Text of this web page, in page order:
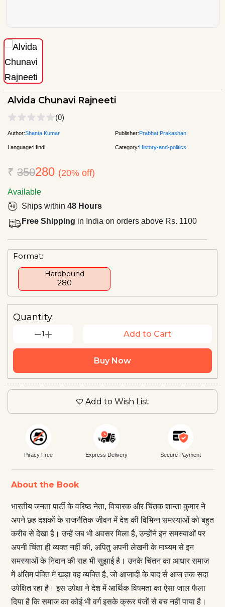
Alvida Chunavi Rajneeti
(0)
Author:Shanta Kumar Publisher:Prabhat Prakashan
Language:Hindi Category:History-and-politics
₹ 350280 (20% off)
Available
Ships within 48 Hours
Free Shipping in India on orders above Rs. 1100
Format:
Hardbound
₹280
Quantity:
1 Add to Cart
Buy Now
Add to Wish List
Piracy Free Express Delivery Secure Payment
About the Book
भारतीय जनता पार्टी के वरिष्ठ नेता, विचारक और चिंतक शान्ता कुमार ने
अपने छह दशकों के राजनैतिक जीवन में देश की विभिन्न समस्याओं को बहुत
करीब से देखा है। उन्हें जब भी अवसर मिला है, उन्होंने इन समस्याओं पर
अपनी चिंता ही व्यक्त नहीं की, अपितु अपनी लेखनी के माध्यम से इन
समस्याओं के निदान की राह भी सुझाई है। उनके चिंतन का आधार समाज
में अंतिम पंक्ति में खड़ा वह व्यक्ति है, जो आजादी के बाद से आज तक सदा
उपेक्षित रहा है। इस उपेक्षा ने देश में आर्थिक विषमता का ऐसा जाल फैला
दिया है कि समाज का कोई भी वर्ग इसके क्रूर पंजों से बच नहीं पाया है।